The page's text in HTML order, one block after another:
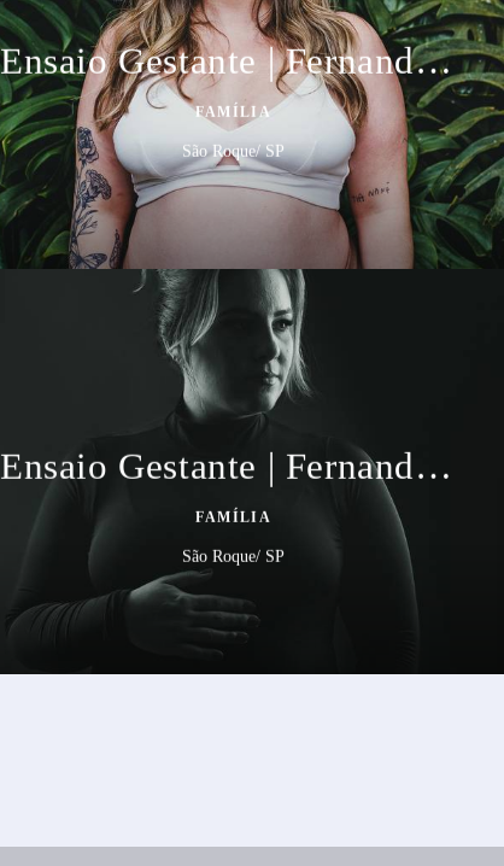
Ensaio Gestante | Fernanda Mironti
FAMÍLIA
São Roque/ SP
Ensaio Gestante | Fernanda Mironti V2
FAMÍLIA
São Roque/ SP